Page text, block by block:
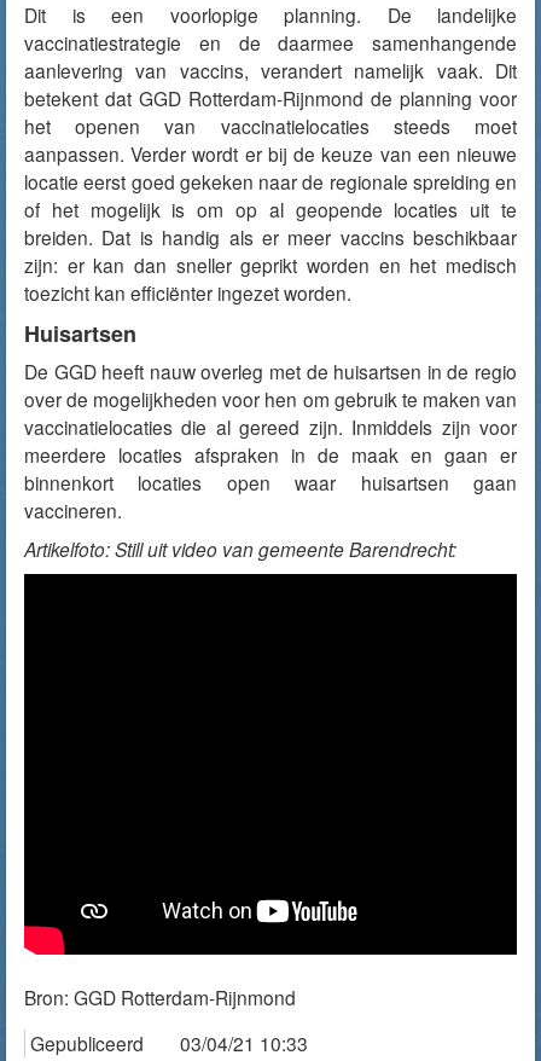
Dit is een voorlopige planning. De landelijke
vaccinatiestrategie en de daarmee samenhangende
aanlevering van vaccins, verandert namelijk vaak. Dit
betekent dat GGD Rotterdam-Rijnmond de planning voor
het openen van vaccinatielocaties steeds moet
aanpassen. Verder wordt er bij de keuze van een nieuwe
locatie eerst goed gekeken naar de regionale spreiding en
of het mogelijk is om op al geopende locaties uit te
breiden. Dat is handig als er meer vaccins beschikbaar
zijn: er kan dan sneller geprikt worden en het medisch
toezicht kan efficiënter ingezet worden.
Huisartsen
De GGD heeft nauw overleg met de huisartsen in de regio
over de mogelijkheden voor hen om gebruik te maken van
vaccinatielocaties die al gereed zijn. Inmiddels zijn voor
meerdere locaties afspraken in de maak en gaan er
binnenkort locaties open waar huisartsen gaan
vaccineren.
Artikelfoto: Still uit video van gemeente Barendrecht:
Bron: GGD Rotterdam-Rijnmond
Gepubliceerd
03/04/21 10:33